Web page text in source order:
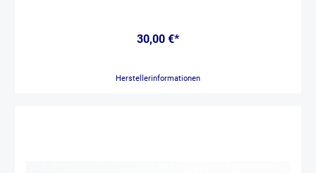
30,00 €*
Herstellerinformationen